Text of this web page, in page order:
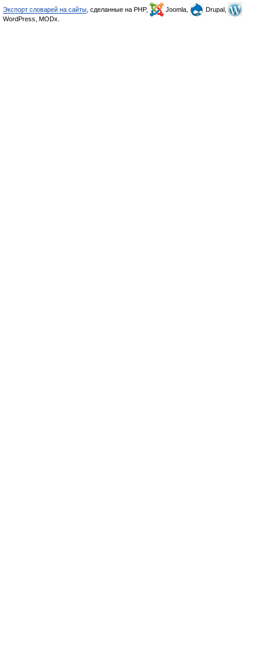
Экспорт словарей на сайты , сделанные на PHP, Joomla,
Drupal,
WordPress, MODx.